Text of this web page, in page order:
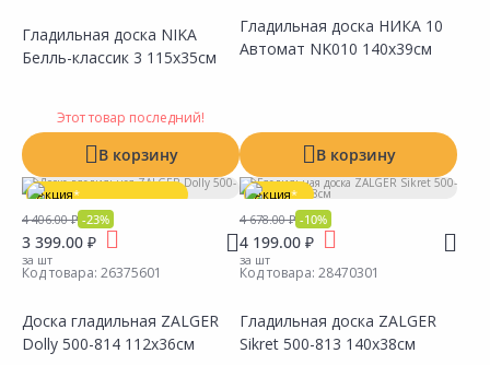
Гладильная доска NIKA
Белль-классик 3 115х35см
Этот товар последний!
В корзину
Гладильная доска НИКА 10
Автомат NK010 140х39см
В корзину
Акция*
Товар в ассортименте
4 406.00 ₽ -23%
3 399.00 ₽
за шт
Код товара: 26375601
Доска гладильная ZALGER
Dolly 500-814 112х36см
Акция*
4 678.00 ₽ -10%
4 199.00 ₽
за шт
Код товара: 28470301
Гладильная доска ZALGER
Sikret 500-813 140х38см